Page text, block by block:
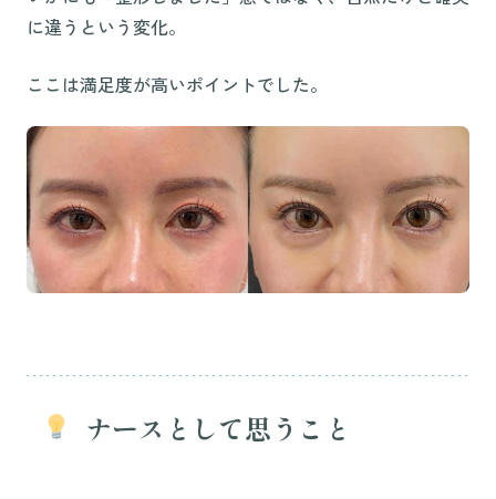
に違うという変化。
ここは満足度が高いポイントでした。
ナースとして思うこと